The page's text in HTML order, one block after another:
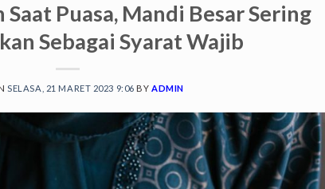
Saat Puasa, Mandi Besar Sering
Sebagai Syarat Wajib
SELASA, 21 MARET 2023 9:06 BY ADMIN